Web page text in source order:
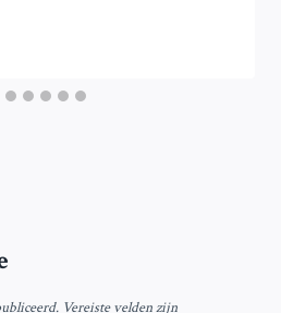
Vereiste velden zijn